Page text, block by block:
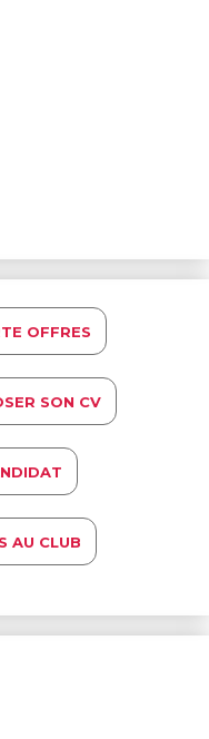
OFFRES
SON CV
AU CLUB